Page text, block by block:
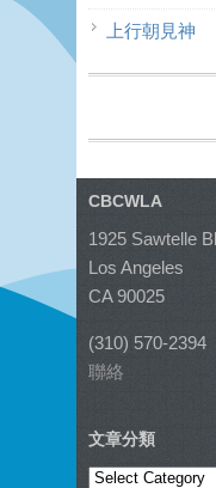
上行朝見神
CBCWLA
1925 Sawtelle
Los Angeles
CA 90025
(310) 570-2394
聯絡
文章分類
文